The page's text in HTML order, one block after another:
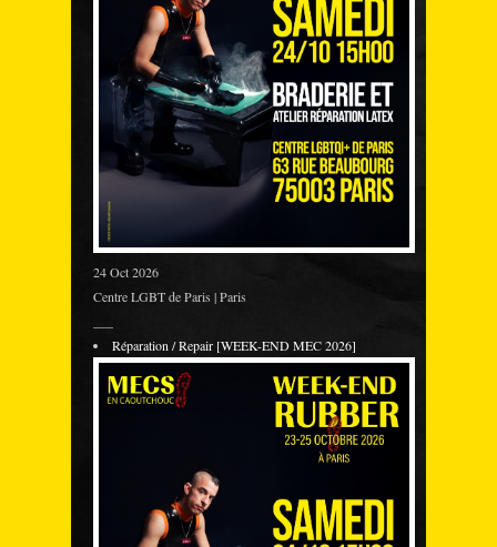
24 Oct 2026
Centre LGBT de Paris | Paris
Réparation / Repair [WEEK-END MEC 2026]